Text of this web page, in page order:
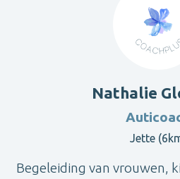
Nathalie
Jette
Begeleiding van vrouwen,